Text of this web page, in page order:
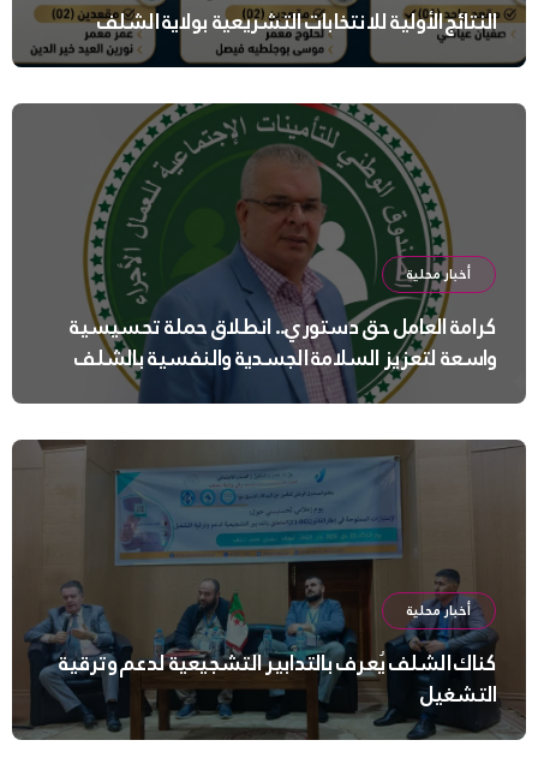
النتائج الأولية للانتخابات التشريعية بولاية الشلف
أخبار محلية
كرامة العامل حق دستوري.. انطلاق حملة تحسيسية
واسعة لتعزيز السلامة الجسدية والنفسية بالشلف
أخبار محلية
كناك الشلف يُعرف بالتدابير التشجيعية لدعم وترقية
التشغيل